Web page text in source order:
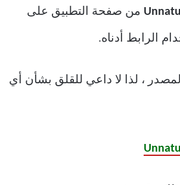
من صفحة التطبيق على
، لذا لا داعي للقلق بشأن أي